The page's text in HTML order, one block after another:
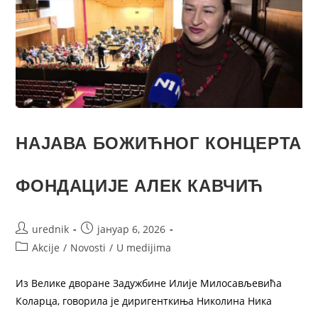
НАЈАВА БОЖИЋНОГ КОНЦЕРТА
ФОНДАЦИЈЕ АЛЕК КАВЧИЋ
urednik
јануар 6, 2026
Akcije / Novosti / U medijima
Из Велике дворане Задужбине Илије Милосављевића
Коларца, говорила је диригенткиња Николина Ника